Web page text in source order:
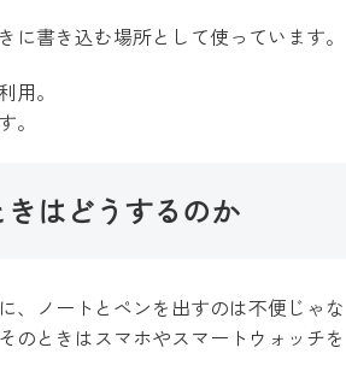
書き込む場所として使っています。
用。
。
はどうするのか
、ノートとペンを出すのは不便じゃな
のときはスマホやスマートウォッチを